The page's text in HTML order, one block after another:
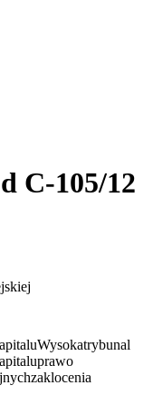
C-105/12
Wysokatrybunal
prawo
zaklocenia